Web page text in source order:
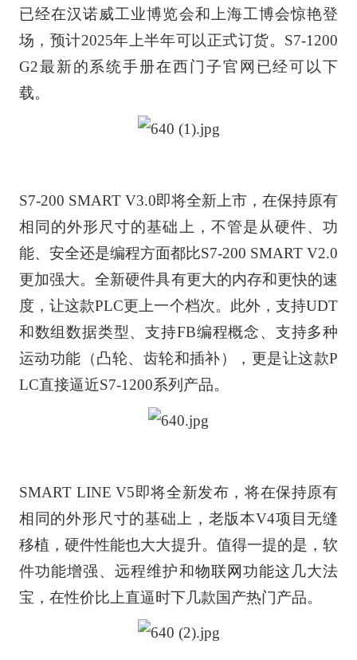
已经在汉诺威工业博览会和上海工博会惊艳登
场，预计2025年上半年可以正式订货。S7-1200
G2最新的系统手册在西门子官网已经可以下
载。
S7-200 SMART V3.0即将全新上市，在保持原有
相同的外形尺寸的基础上，不管是从硬件、功
能、安全还是编程方面都比S7-200 SMART V2.0
更加强大。全新硬件具有更大的内存和更快的速
度，让这款PLC更上一个档次。此外，支持UDT
和数组数据类型、支持FB编程概念、支持多种
运动功能（凸轮、齿轮和插补），更是让这款P
LC直接逼近S7-1200系列产品。
SMART LINE V5即将全新发布，将在保持原有
相同的外形尺寸的基础上，老版本V4项目无缝
移植，硬件性能也大大提升。值得一提的是，软
件功能增强、远程维护和物联网功能这几大法
宝，在性价比上直逼时下几款国产热门产品。